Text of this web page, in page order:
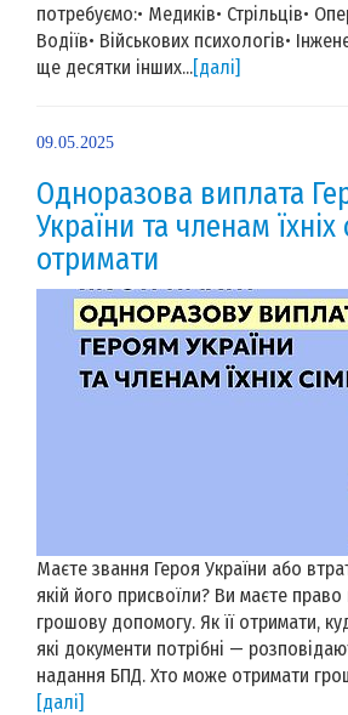
потребуємо:• Медиків• Стрільців•
Водіїв• Військових психологів•
ще десятки інших...[далі]
09.05.2025
Одноразова виплата
України та членам їхніх
отримати
Маєте звання Героя України або
якій його присвоїли? Ви маєте
грошову допомогу. Як її отримати,
які документи потрібні —
надання БПД. Хто може отримати
[далі]